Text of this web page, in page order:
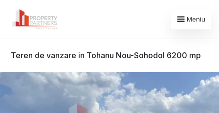
Meniu
Teren de vanzare in Tohanu Nou-Sohodol 6200 mp